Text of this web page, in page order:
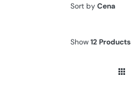
Sort byCena
Show12 Products